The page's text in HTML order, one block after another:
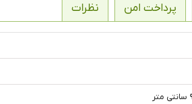
پرداخت امن نظرات